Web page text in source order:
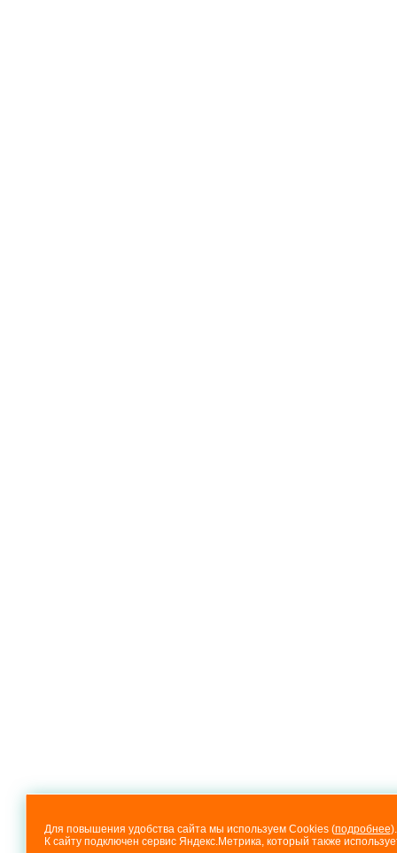
Для повышения удобства сайта мы используем Cookies (подробнее).
К сайту подключен сервис Яндекс.Метрика, который также